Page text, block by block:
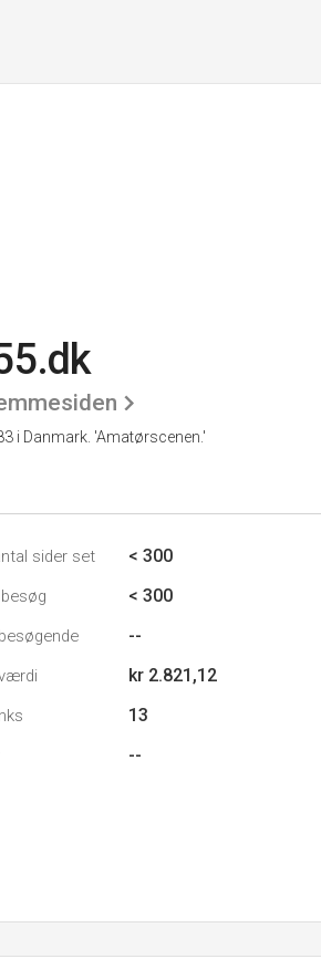
i Danmark. 'Amatørscenen.'
sider set < 300
< 300
--
kr 2.821,12
13
--